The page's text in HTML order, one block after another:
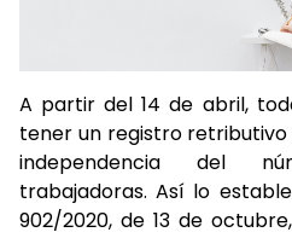
A partir del 14 de abril,
tener un registro
independencia del
trabajadoras. Así lo
902/2020, de 13 de